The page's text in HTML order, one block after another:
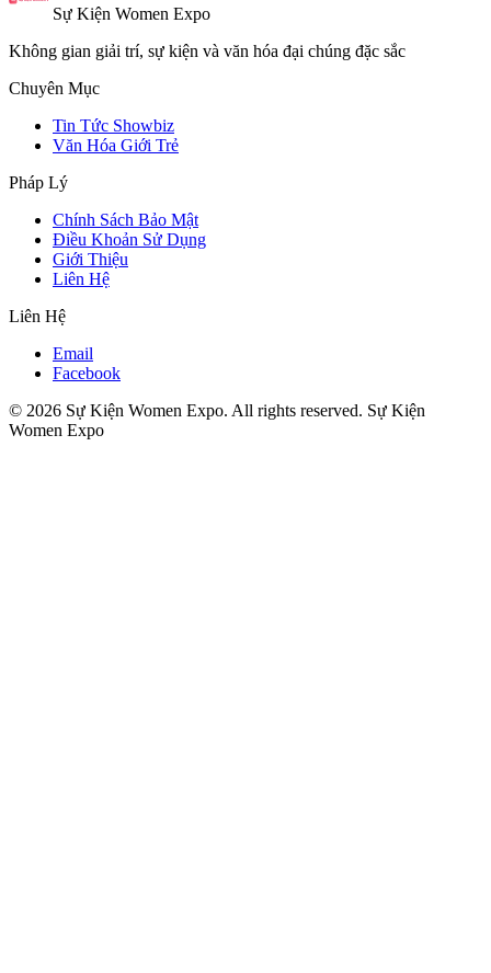
Sự Kiện Women Expo
Không gian giải trí, sự kiện và văn hóa đại chúng đặc sắc
Chuyên Mục
Tin Tức Showbiz
Văn Hóa Giới Trẻ
Pháp Lý
Chính Sách Bảo Mật
Điều Khoản Sử Dụng
Giới Thiệu
Liên Hệ
Liên Hệ
Email
Facebook
© 2026 Sự Kiện Women Expo. All rights reserved. Sự Kiện
Women Expo